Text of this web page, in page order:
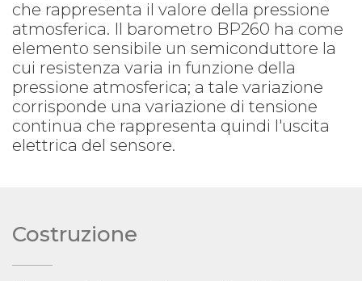
che rappresenta il valore della pressione
atmosferica. Il barometro BP260 ha come
elemento sensibile un semiconduttore la
cui resistenza varia in funzione della
pressione atmosferica; a tale variazione
corrisponde una variazione di tensione
continua che rappresenta quindi l'uscita
elettrica del sensore.
Costruzione